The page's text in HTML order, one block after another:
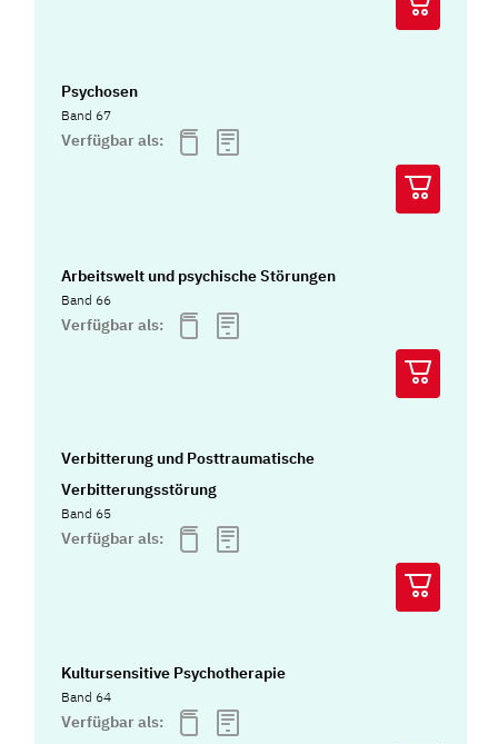
Psychosen
Band 67
Verfügbar als:
Arbeitswelt und psychische Störungen
Band 66
Verfügbar als:
Verbitterung und Posttraumatische
Verbitterungsstörung
Band 65
Verfügbar als:
Kultursensitive Psychotherapie
Band 64
Verfügbar als: